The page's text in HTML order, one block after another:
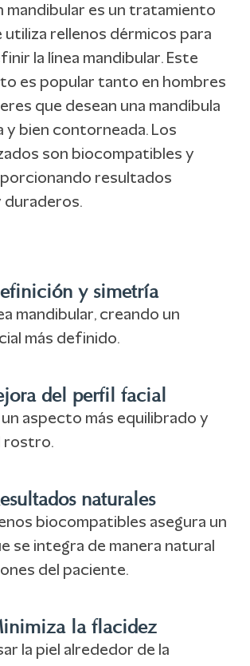
mandibular es un tratamiento
rellenos dérmicos para
la línea mandibular. Este
es popular tanto en hombres
que desean una mandíbula
y bien contorneada. Los
son biocompatibles y
resultados
duraderos.
y simetría
mandibular, creando un
más definido.
del perfil facial
aspecto más equilibrado y
rostro.
naturales
biocompatibles asegura un
se integra de manera natural
del paciente.
la flacidez
la piel alrededor de la